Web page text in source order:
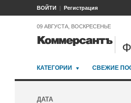
ВОЙТИ Регистрация
09 АВГУСТА, ВОСКРЕСЕНЬЕ
КАТЕГОРИИ СВЕЖИЕ
ДАТА